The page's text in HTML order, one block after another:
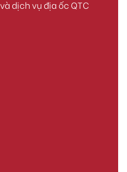
dịch vụ địa ốc QTC